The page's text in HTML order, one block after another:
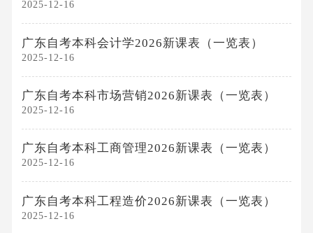
2025-12-16
广东自考本科会计学2026新课表（一览表）
2025-12-16
广东自考本科市场营销2026新课表（一览表）
2025-12-16
广东自考本科工商管理2026新课表（一览表）
2025-12-16
广东自考本科工程造价2026新课表（一览表）
2025-12-16